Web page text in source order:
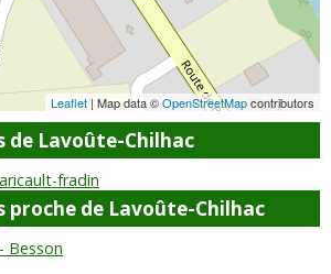
Leaflet | Map data ©OpenStreetMapcontributors
de Lavoûte-Chilhac
fradin
proche de Lavoûte-Chilhac
Besson